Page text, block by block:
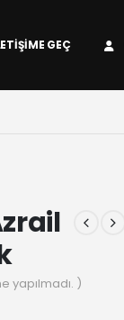
GEÇ
yapılmadı. )